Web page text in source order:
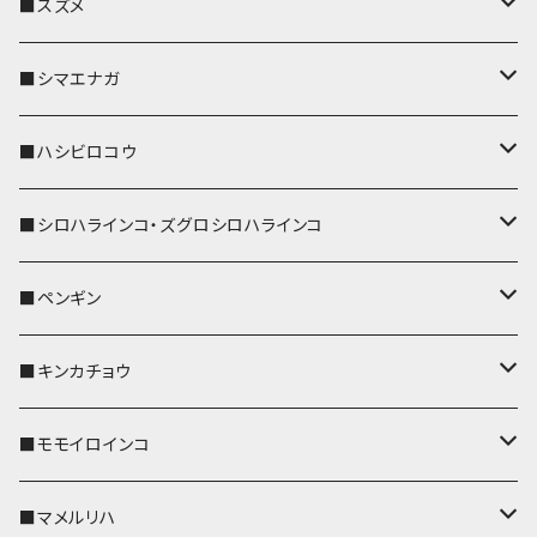
リール付きストラップ
リールのみ
ストラップ付
IDカードホルダー
キーケース
名刺入れ・カードケース
コインケース
メガネケース
ポシェット・バッグ
帆布・デニム
Apple Watchバンド
パスケース
リール付きストラップ
リールのみ
ストラップ付
キーケース
名刺入れ・カードケース
メガネケース
IDカードホルダー
ポシェット・バッグ
帆布・デニム
ポーチ
キーホルダー
パスケース
IDカードホルダー
リール付きストラップ
リールのみ
ストラップ付
キーケース
名刺入れ・カードケース
ポシェット・バッグ
帆布・デニム
ポーチ
キーカバー
キーホルダー
パスケース
リール付きストラップ
リールのみ
ストラップ付
メガネケース
コインケース
IDカードホルダー
ポーチ
■スズメ
キーカバー
キーホルダー
パスケース
リール付きストラップ
リールのみ
ストラップ付
IDカードホルダー
メガネケース
コインケース
■シマエナガ
キーカバー
キーホルダー
パスケース
IDカードホルダー
リール付きストラップ
リールのみ
キーケース
■ハシビロコウ
キーカバー
キーホルダー
リール付きストラップ
リールのみ
ストラップ付
レザートレイ
パスケース
■シロハラインコ・ズグロシロハラインコ
キーカバー
キーホルダー
リール付きストラップ
リールのみ
パスケース
■ペンギン
キーカバー
キーホルダー
パスケース
■キンカチョウ
キーカバー
AppleWatchバンド
■モモイロインコ
キーカバー
■マメルリハ